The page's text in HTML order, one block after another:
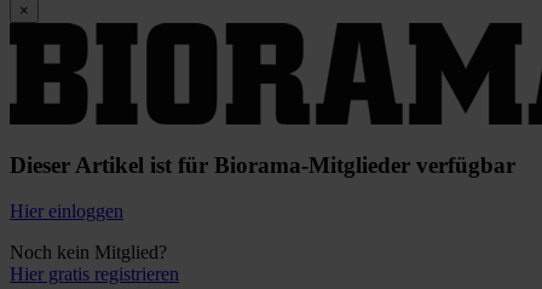
×
Dieser Artikel ist für Biorama-Mitglieder verfügbar
Hier einloggen
Noch kein Mitglied?
Hier gratis registrieren